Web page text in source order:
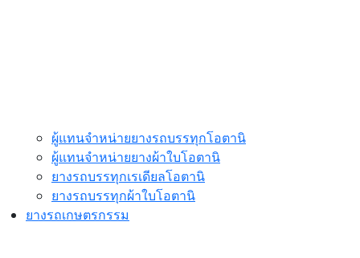
ผู้แทนจำหน่ายยางรถบรรทุกโอตานิ
ผู้แทนจำหน่ายยางผ้าใบโอตานิ
ยางรถบรรทุกเรเดียลโอตานิ
ยางรถบรรทุกผ้าใบโอตานิ
ยางรถเกษตรกรรม